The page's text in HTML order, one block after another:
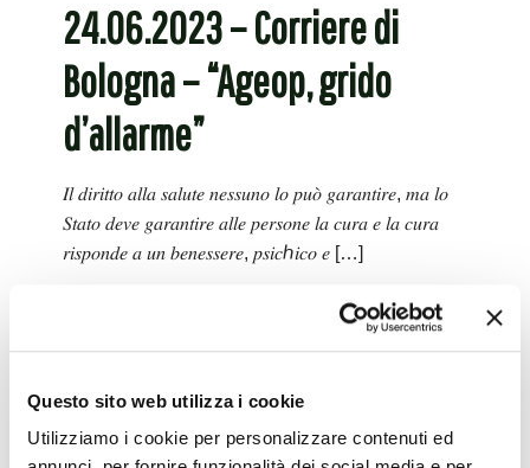
Questo sito web utilizza i cookie
Utilizziamo i cookie per personalizzare contenuti ed
24.06.2023 – Corriere di
Bologna – “Ageop, grido
d’allarme”
𝐼𝑙 𝑑𝑖𝑟𝑖𝑡𝑡𝑜 𝑎𝑙𝑙𝑎 𝑠𝑎𝑙𝑢𝑡𝑒 𝑛𝑒𝑠𝑠𝑢𝑛𝑜 𝑙𝑜 𝑝𝑢𝑜̀ 𝑔𝑎𝑟𝑎𝑛𝑡𝑖𝑟𝑒, 𝑚𝑎 𝑙𝑜
𝑆𝑡𝑎𝑡𝑜 𝑑𝑒𝑣𝑒 𝑔𝑎𝑟𝑎𝑛𝑡𝑖𝑟𝑒 𝑎𝑙𝑙𝑒 𝑝𝑒𝑟𝑠𝑜𝑛𝑒 𝑙𝑎 𝑐𝑢𝑟𝑎 𝑒 𝑙𝑎 𝑐𝑢𝑟𝑎
𝑟𝑖𝑠𝑝𝑜𝑛𝑑𝑒 𝑎 𝑢𝑛 𝑏𝑒𝑛𝑒𝑠𝑠𝑒𝑟𝑒, 𝑝𝑠𝑖𝑐ℎ𝑖𝑐𝑜 𝑒 […]
Leggi tutto
10.06.2023 – Rai TG3 Emilia